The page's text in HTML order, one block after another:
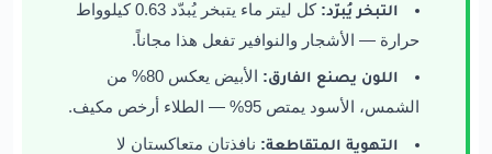
التبخر يُبرّد:
كل ليتر ماء يتبخر يُبدّد 0.63 كيلوواط
حرارة — الأشجار والنوافير تفعل هذا مجاناً.
اللون يصنع الفارق:
الأبيض يعكس 80% من
الشمس، الأسود يمتص 95% — الطلاء أرخص مكيف.
التهوية المتقاطعة: نافذتان متعاكستان لا